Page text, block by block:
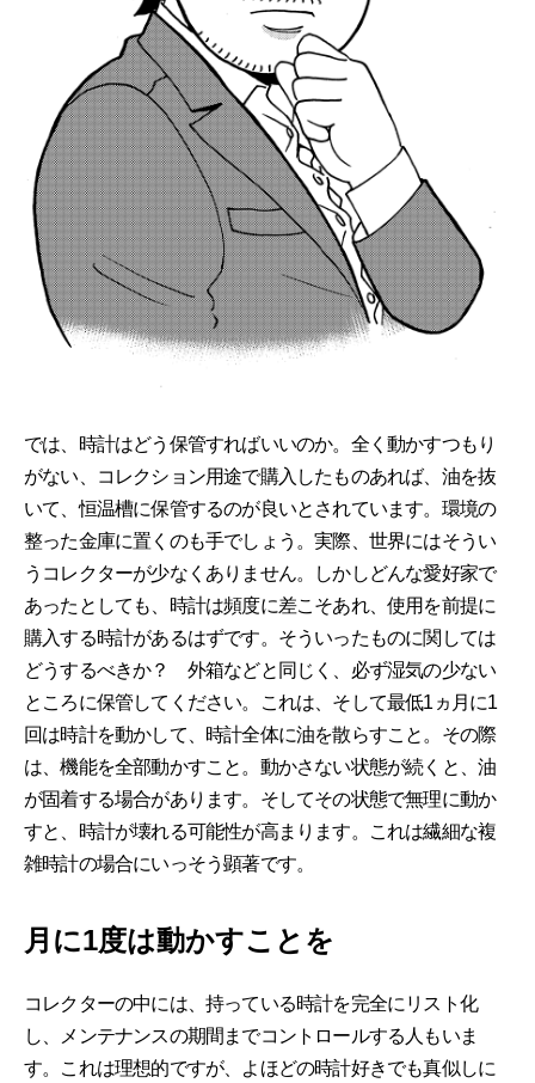
では、時計はどう保管すればいいのか。全く動かすつもり
がない、コレクション用途で購入したものあれば、油を抜
いて、恒温槽に保管するのが良いとされています。環境の
整った金庫に置くのも手でしょう。実際、世界にはそうい
うコレクターが少なくありません。しかしどんな愛好家で
あったとしても、時計は頻度に差こそあれ、使用を前提に
購入する時計があるはずです。そういったものに関しては
どうするべきか？ 外箱などと同じく、必ず湿気の少ない
ところに保管してください。これは、そして最低1ヵ月に1
回は時計を動かして、時計全体に油を散らすこと。その際
は、機能を全部動かすこと。動かさない状態が続くと、油
が固着する場合があります。そしてその状態で無理に動か
すと、時計が壊れる可能性が高まります。これは繊細な複
雑時計の場合にいっそう顕著です。
月に1度は動かすことを
コレクターの中には、持っている時計を完全にリスト化
し、メンテナンスの期間までコントロールする人もいま
す。これは理想的ですが、よほどの時計好きでも真似しに